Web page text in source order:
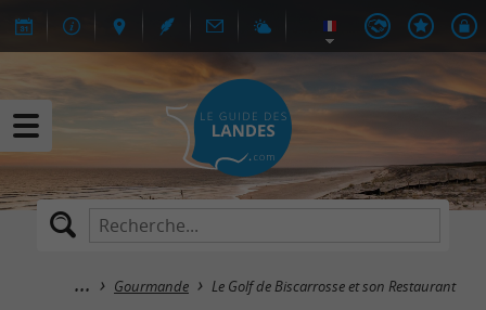
Gourmande Le Golf de Biscarrosse et son Restaurant